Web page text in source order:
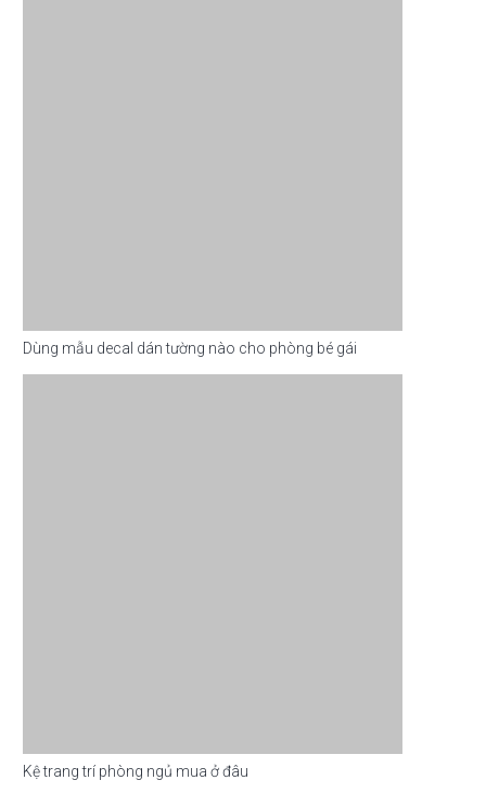
Dùng mẫu decal dán tường nào cho phòng bé gái
Kệ trang trí phòng ngủ mua ở đâu